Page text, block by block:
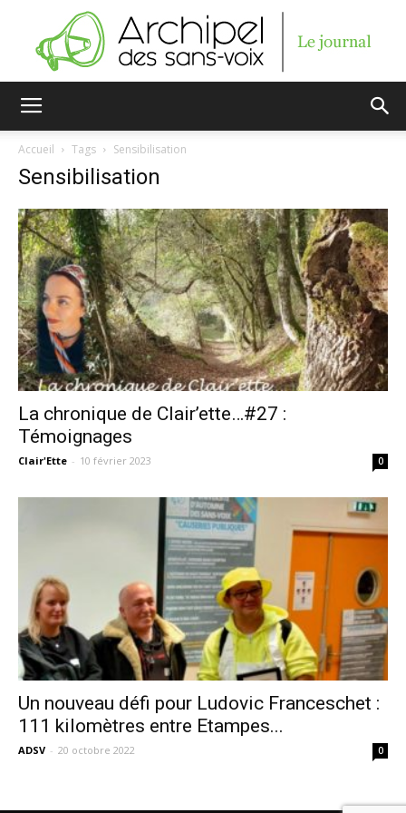
sans-
voix
Accueil Tags Sensibilisation
Sensibilisation
La chronique de Clair’ette…#27 :
Témoignages
Clair'Ette - 10 février 2023 0
Un nouveau défi pour Ludovic Franceschet :
111 kilomètres entre Etampes...
ADSV - 20 octobre 2022 0